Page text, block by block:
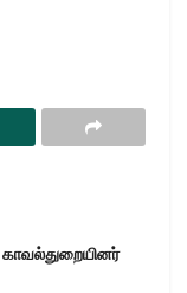
காவல்துறையினர்